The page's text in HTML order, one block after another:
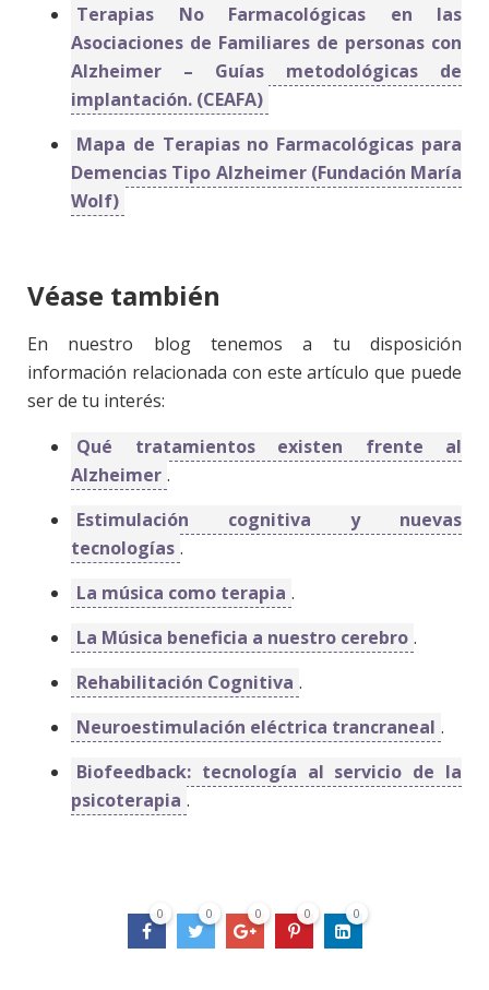
Terapias No Farmacológicas en las
Asociaciones de Familiares de personas con
Alzheimer – Guías metodológicas de
implantación. (CEAFA)
Mapa de Terapias no Farmacológicas para
Demencias Tipo Alzheimer (Fundación María
Wolf)
Véase también
En nuestro blog tenemos a tu disposición
información relacionada con este artículo que puede
ser de tu interés:
Qué tratamientos existen frente al
Alzheimer .
Estimulación cognitiva y nuevas
tecnologías .
La música como terapia .
La Música beneficia a nuestro cerebro .
Rehabilitación Cognitiva .
Neuroestimulación eléctrica trancraneal .
Biofeedback: tecnología al servicio de la
psicoterapia .
0 0 0 0 0